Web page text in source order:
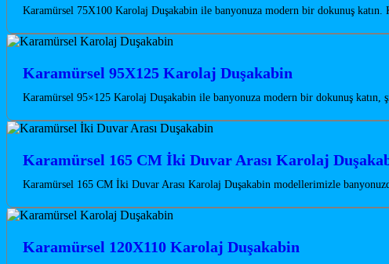
Karamürsel 75X100 Karolaj Duşakabin ile banyonuza modern bir dokunuş
Karamürsel 95X125 Karolaj Duşakabin
Karamürsel 95×125 Karolaj Duşakabin ile banyonuza modern bir dokunuş katın,
Karamürsel 165 CM İki Duvar Arası Karolaj
Karamürsel 165 CM İki Duvar Arası Karolaj Duşakabin modellerimizle
Karamürsel 120X110 Karolaj Duşakabin